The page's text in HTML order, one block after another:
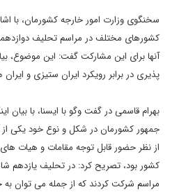
سخنگوی وزارت امور خارجه کشورمان، با
کشورهای مختلف در مراسم تحلیف
آنها برای این مشارکت گفت: این موضوع،
پذیری در برابر رویکرد ایران ستیزی و
بهرام قاسمی در گفت وگو با ایسنا، با
جمهور کشورمان در شکل و نوع خود یکی
از نظر حضور قابل توجه مقامات و هیات